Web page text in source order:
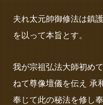
夫れ太元帥御修法は鎮
を以って本旨とす。
我が宗祖弘法大師初め
ねて尊像壇儀を伝え 承
奉じて此の秘法を修し